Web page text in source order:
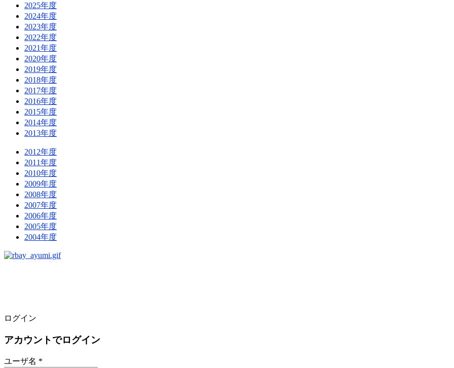
2025年度
2024年度
2023年度
2022年度
2021年度
2020年度
2019年度
2018年度
2017年度
2016年度
2015年度
2014年度
2013年度
2012年度
2011年度
2010年度
2009年度
2008年度
2007年度
2006年度
2005年度
2004年度
ログイン
アカウントでログイン
ユーザ名 *